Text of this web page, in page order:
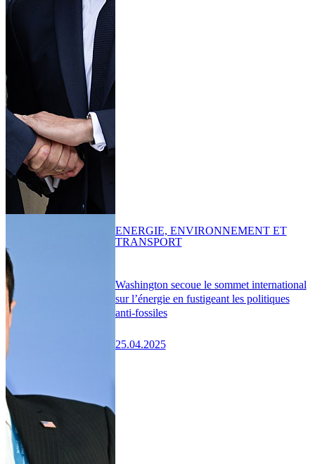
Washington secoue le sommet international
sur l’énergie en fustigeant les politiques
anti-fossiles
25.04.2025
ENERGIE, ENVIRONNEMENT ET
TRANSPORT